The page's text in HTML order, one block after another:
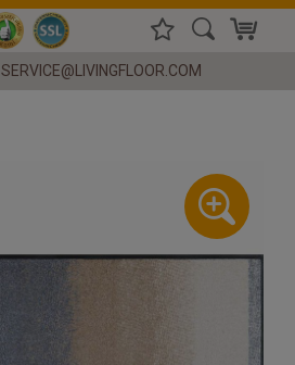
SERVICE@LIVINGFLOOR.COM